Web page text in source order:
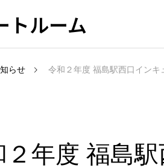
トルーム
らせ 令和２年度 福島駅西口インキ
２年度 福島